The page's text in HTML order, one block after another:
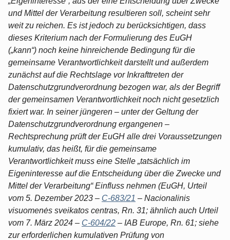
und Mittel der Verarbeitung resultieren soll, scheint sehr
weit zu reichen. Es ist jedoch zu berücksichtigen, dass
dieses Kriterium nach der Formulierung des EuGH
(„kann“) noch keine hinreichende Bedingung für die
gemeinsame Verantwortlichkeit darstellt und außerdem
zunächst auf die Rechtslage vor Inkrafttreten der
Datenschutzgrundverordnung bezogen war, als der Begriff
der gemeinsamen Verantwortlichkeit noch nicht gesetzlich
fixiert war. In seiner jüngeren – unter der Geltung der
Datenschutzgrundverordnung ergangenen –
Rechtsprechung prüft der EuGH alle drei Voraussetzungen
kumulativ, das heißt, für die gemeinsame
Verantwortlichkeit muss eine Stelle „tatsächlich im
Eigeninteresse auf die Entscheidung über die Zwecke und
Mittel der Verarbeitung“ Einfluss nehmen (EuGH, Urteil
vom 5. Dezember 2023 – C-683/21 – Nacionalinis
visuomenės sveikatos centras, Rn. 31; ähnlich auch Urteil
vom 7. März 2024 – C-604/22 – IAB Europe, Rn. 61; siehe
zur erforderlichen kumulativen Prüfung von